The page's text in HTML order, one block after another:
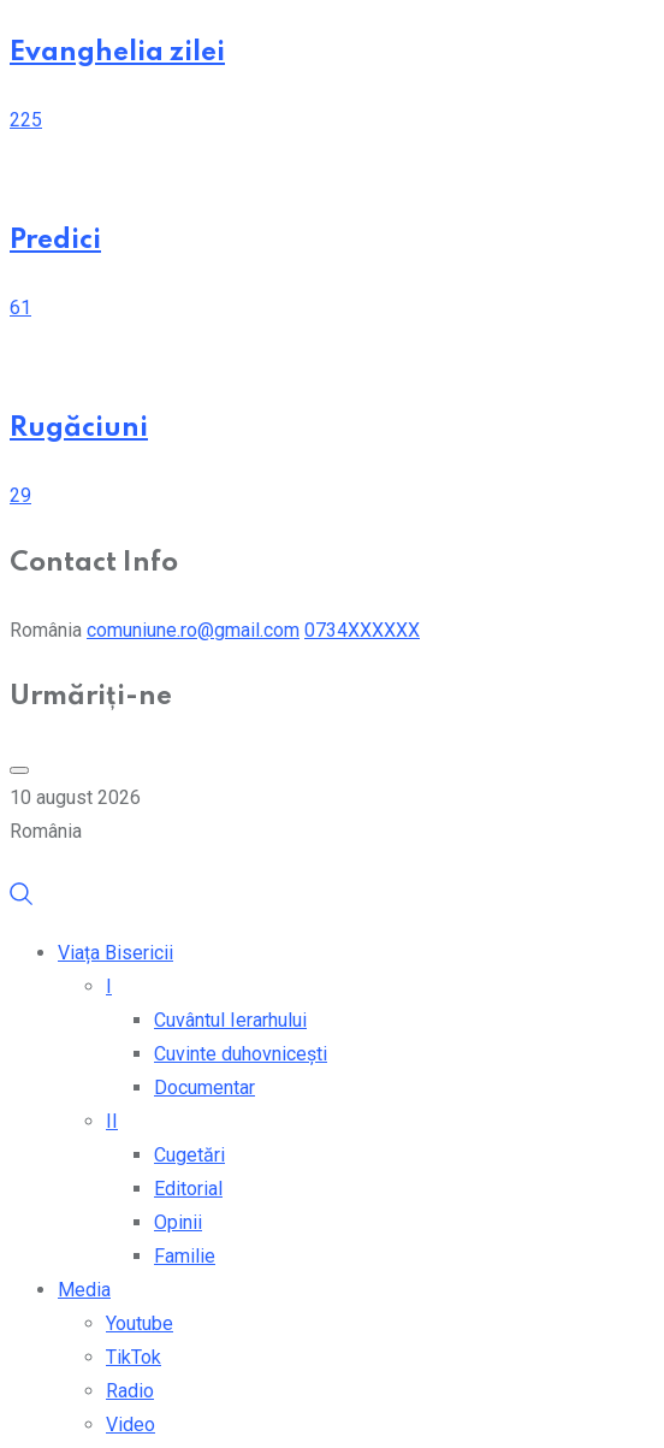
Evanghelia zilei
225
Predici
61
Rugăciuni
29
Contact Info
România comuniune.ro@gmail.com 0734XXXXXX
Urmăriți-ne
10 august 2026
România
Viața Bisericii
Cuvântul Ierarhului
Cuvinte duhovnicești
Documentar
Cugetări
Editorial
Opinii
Familie
Media
Youtube
TikTok
Radio
Video